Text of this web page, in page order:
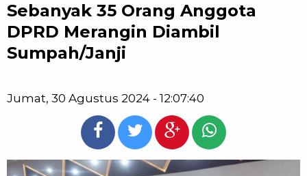
Sebanyak 35 Orang Anggota
DPRD Merangin Diambil
Sumpah/Janji
Jumat, 30 Agustus 2024 - 12:07:40